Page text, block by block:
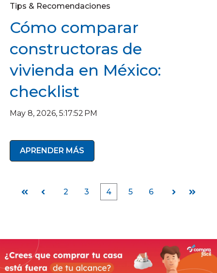
Tips & Recomendaciones
Cómo comparar
constructoras de
vivienda en México:
checklist
May 8, 2026, 5:17:52 PM
APRENDER MÁS
PrimeraAnterior
2 3 4 5 6
Siguiente
Última